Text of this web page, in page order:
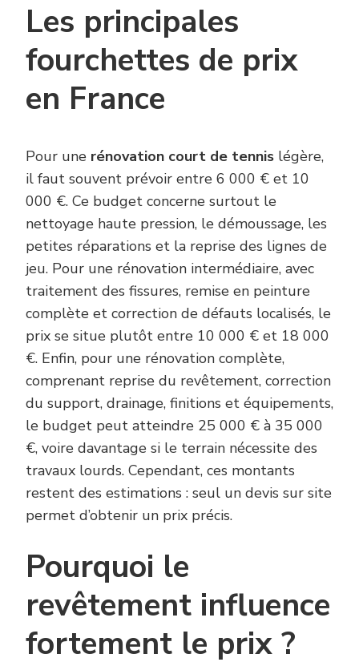
Les principales
fourchettes de prix
en France
Pour une rénovation court de tennis légère,
il faut souvent prévoir entre 6 000 € et 10
000 €. Ce budget concerne surtout le
nettoyage haute pression, le démoussage, les
petites réparations et la reprise des lignes de
jeu. Pour une rénovation intermédiaire, avec
traitement des fissures, remise en peinture
complète et correction de défauts localisés, le
prix se situe plutôt entre 10 000 € et 18 000
€. Enfin, pour une rénovation complète,
comprenant reprise du revêtement, correction
du support, drainage, finitions et équipements,
le budget peut atteindre 25 000 € à 35 000
€, voire davantage si le terrain nécessite des
travaux lourds. Cependant, ces montants
restent des estimations : seul un devis sur site
permet d’obtenir un prix précis.
Pourquoi le
revêtement influence
fortement le prix ?